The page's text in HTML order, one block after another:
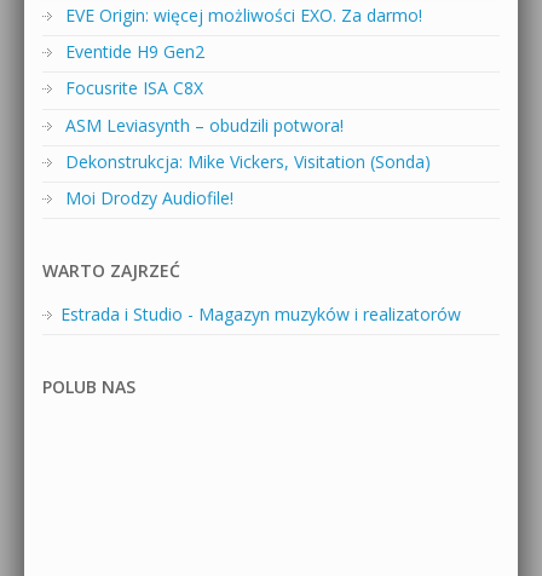
EVE Origin: więcej możliwości EXO. Za darmo!
Eventide H9 Gen2
Focusrite ISA C8X
ASM Leviasynth – obudzili potwora!
Dekonstrukcja: Mike Vickers, Visitation (Sonda)
Moi Drodzy Audiofile!
WARTO ZAJRZEĆ
Estrada i Studio - Magazyn muzyków i realizatorów
POLUB NAS